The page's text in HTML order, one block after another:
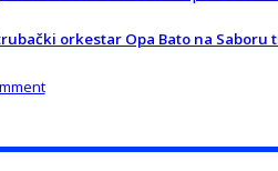
orkestar Opa Bato na Saboru